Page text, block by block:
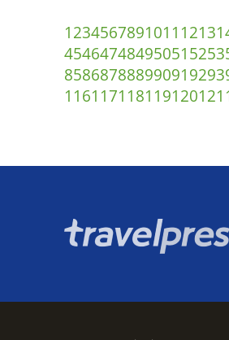
1234567891011 1213
454647484950515253
858687888990919293
116117118119120121